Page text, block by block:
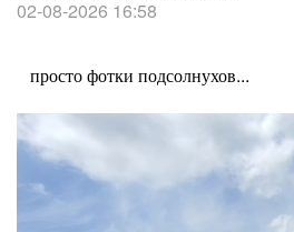
02-08-2026 16:58
просто фотки подсолнухов...